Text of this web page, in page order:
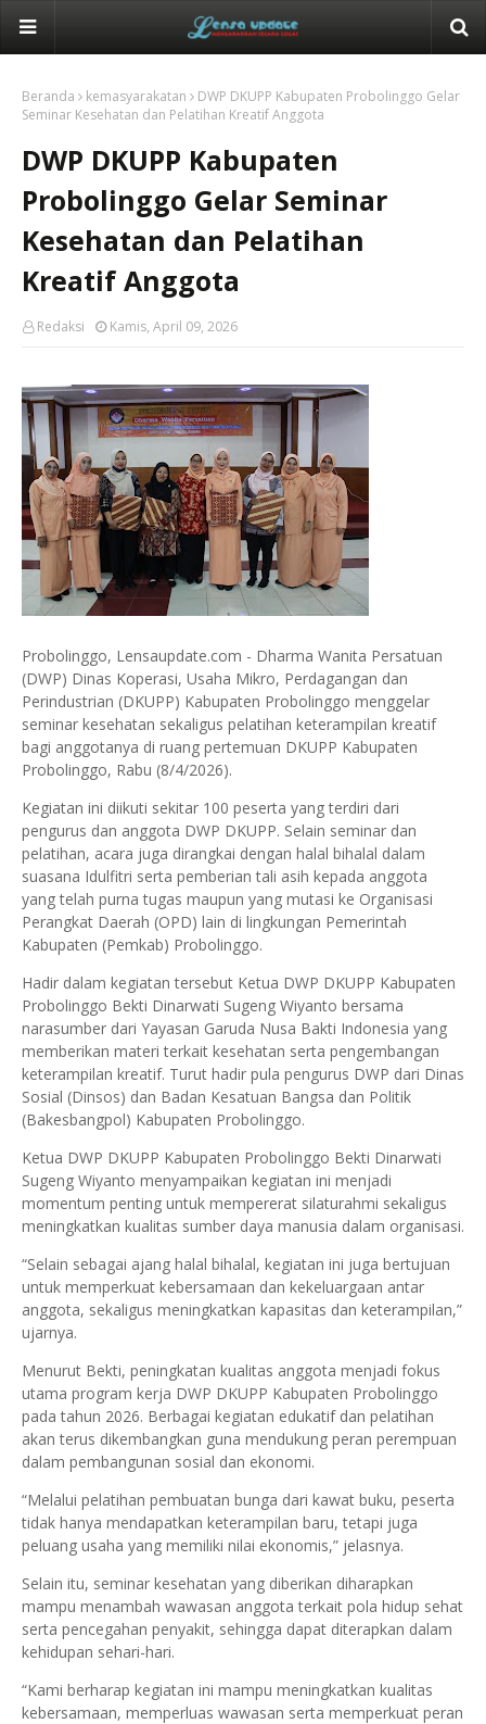
Beranda kemasyarakatan
DWP DKUPP Kabupaten Probolinggo Gelar
Seminar Kesehatan dan Pelatihan Kreatif Anggota
DWP DKUPP Kabupaten
Probolinggo Gelar Seminar
Kesehatan dan Pelatihan
Kreatif Anggota
Redaksi Kamis, April 09, 2026
Probolinggo, Lensaupdate.com - Dharma Wanita Persatuan
(DWP) Dinas Koperasi, Usaha Mikro, Perdagangan dan
Perindustrian (DKUPP) Kabupaten Probolinggo menggelar
seminar kesehatan sekaligus pelatihan keterampilan kreatif
bagi anggotanya di ruang pertemuan DKUPP Kabupaten
Probolinggo, Rabu (8/4/2026).
Kegiatan ini diikuti sekitar 100 peserta yang terdiri dari
pengurus dan anggota DWP DKUPP. Selain seminar dan
pelatihan, acara juga dirangkai dengan halal bihalal dalam
suasana Idulfitri serta pemberian tali asih kepada anggota
yang telah purna tugas maupun yang mutasi ke Organisasi
Perangkat Daerah (OPD) lain di lingkungan Pemerintah
Kabupaten (Pemkab) Probolinggo.
Hadir dalam kegiatan tersebut Ketua DWP DKUPP Kabupaten
Probolinggo Bekti Dinarwati Sugeng Wiyanto bersama
narasumber dari Yayasan Garuda Nusa Bakti Indonesia yang
memberikan materi terkait kesehatan serta pengembangan
keterampilan kreatif. Turut hadir pula pengurus DWP dari Dinas
Sosial (Dinsos) dan Badan Kesatuan Bangsa dan Politik
(Bakesbangpol) Kabupaten Probolinggo.
Ketua DWP DKUPP Kabupaten Probolinggo Bekti Dinarwati
Sugeng Wiyanto menyampaikan kegiatan ini menjadi
momentum penting untuk mempererat silaturahmi sekaligus
meningkatkan kualitas sumber daya manusia dalam organisasi.
“Selain sebagai ajang halal bihalal, kegiatan ini juga bertujuan
untuk memperkuat kebersamaan dan kekeluargaan antar
anggota, sekaligus meningkatkan kapasitas dan keterampilan,”
ujarnya.
Menurut Bekti, peningkatan kualitas anggota menjadi fokus
utama program kerja DWP DKUPP Kabupaten Probolinggo
pada tahun 2026. Berbagai kegiatan edukatif dan pelatihan
akan terus dikembangkan guna mendukung peran perempuan
dalam pembangunan sosial dan ekonomi.
“Melalui pelatihan pembuatan bunga dari kawat buku, peserta
tidak hanya mendapatkan keterampilan baru, tetapi juga
peluang usaha yang memiliki nilai ekonomis,” jelasnya.
Selain itu, seminar kesehatan yang diberikan diharapkan
mampu menambah wawasan anggota terkait pola hidup sehat
serta pencegahan penyakit, sehingga dapat diterapkan dalam
kehidupan sehari-hari.
“Kami berharap kegiatan ini mampu meningkatkan kualitas
kebersamaan, memperluas wawasan serta memperkuat peran